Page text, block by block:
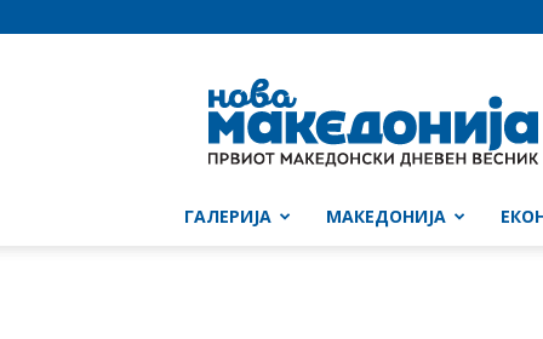
Македонија
ГАЛЕРИЈА МАКЕДОНИЈА